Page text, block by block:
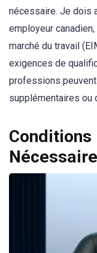
nécessaire. Je dois
employeur
marché du travail
exigences de
professions
supplémentaires ou
Conditions